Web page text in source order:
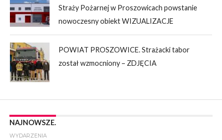
Straży Pożarnej w Proszowicach powstanie
nowoczesny obiekt WIZUALIZACJE
POWIAT PROSZOWICE. Strażacki tabor
został wzmocniony – ZDJĘCIA
NAJNOWSZE.
WYDARZENIA